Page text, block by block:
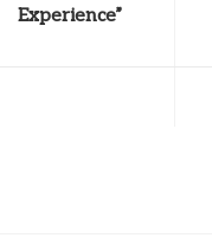
Experience”